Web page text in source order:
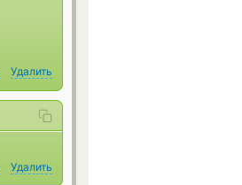
Удалить
Удалить